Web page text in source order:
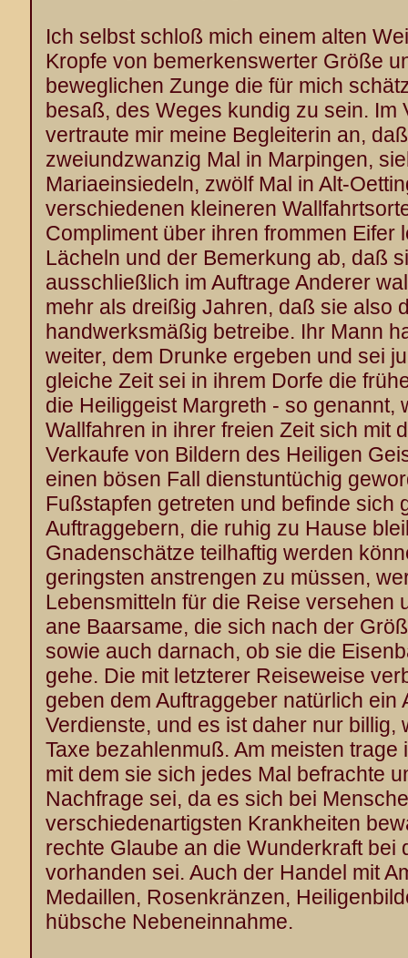
Ich selbst schloß mich einem alten
Kropfe von bemerkenswerter Größe
beweglichen Zunge die für mich
besaß, des Weges kundig zu sein. Im
vertraute mir meine Begleiterin an,
zweiundzwanzig Mal in Marpingen,
Mariaeinsiedeln, zwölf Mal in Alt-
verschiedenen kleineren
Compliment über ihren frommen Eifer
Lächeln und der Bemerkung ab, daß
ausschließlich im Auftrage Anderer
mehr als dreißig Jahren, daß sie also
handwerksmäßig betreibe. Ihr Mann
weiter, dem Drunke ergeben und sei
gleiche Zeit sei in ihrem Dorfe die
die Heiliggeist Margreth - so genannt,
Wallfahren in ihrer freien Zeit sich mit
Verkaufe von Bildern des Heiligen
einen bösen Fall dienstuntüchig
Fußstapfen getreten und befinde sich
Auftraggebern, die ruhig zu Hause
Gnadenschätze teilhaftig werden
geringsten anstrengen zu müssen,
Lebensmitteln für die Reise versehen
ane Baarsame, die sich nach der
sowie auch darnach, ob sie die
gehe. Die mit letzterer Reiseweise
geben dem Auftraggeber natürlich ein
Verdienste, und es ist daher nur billig,
Taxe bezahlenmuß. Am meisten
mit dem sie sich jedes Mal befrachte
Nachfrage sei, da es sich bei
verschiedenartigsten Krankheiten
rechte Glaube an die Wunderkraft bei
vorhanden sei. Auch der Handel mit
Medaillen, Rosenkränzen,
hübsche Nebeneinnahme.